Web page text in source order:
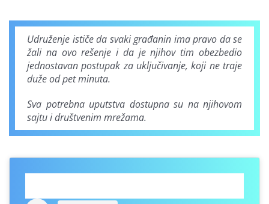
Udruženje ističe da svaki građanin ima pravo da se
žali na ovo rešenje i da je njihov tim obezbedio
jednostavan postupak za uključivanje, koji ne traje
duže od pet minuta.
Sva potrebna uputstva dostupna su na njihovom
sajtu i društvenim mrežama.